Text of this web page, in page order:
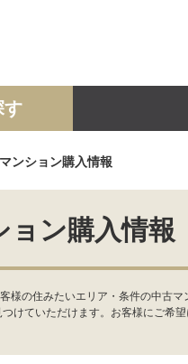
事業投資用
す
ンション購入情報
ョン購入情報
の住みたいエリア・条件の中古
ていただけます。お客様にご希